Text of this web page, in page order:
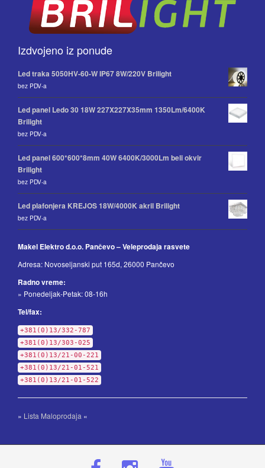
Izdvojeno iz ponude
Led traka 5050HV-60-W IP67 8W/220V Brilight
bez PDV-a
Led panel Ledo 30 18W 227X227X35mm 1350Lm/6400K
Brilight
bez PDV-a
Led panel 600*600*8mm 40W 6400K/3000Lm beli okvir
Brilight
bez PDV-a
Led plafonjera KREJOS 18W/4000K akril Brilight
bez PDV-a
Makel Elektro d.o.o. Pančevo – Veleprodaja rasvete
Adresa: Novoseljanski put 165d, 26000 Pančevo
Radno vreme:
» Ponedeljak-Petak: 08-16h
Tel/fax:
+381(0)13/332-787
+381(0)13/303-025
+381(0)13/21-00-221
+381(0)13/21-01-521
+381(0)13/21-01-522
» Lista Maloprodaja «